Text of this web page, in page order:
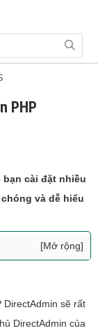
PHP
bạn cài đặt nhiều
và dễ hiểu
[Mở rộng]
phiên bản PHP
bản PHP với
DirectAdmin sẽ rất
DirectAdmin của